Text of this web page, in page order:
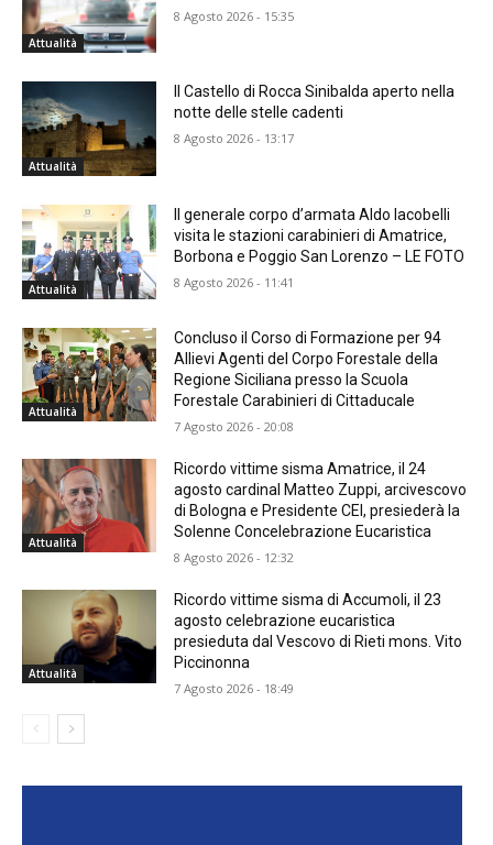
Attualità
8 Agosto 2026 - 15:35
Attualità
Il Castello di Rocca Sinibalda aperto nella
notte delle stelle cadenti
8 Agosto 2026 - 13:17
Attualità
Il generale corpo d’armata Aldo Iacobelli
visita le stazioni carabinieri di Amatrice,
Borbona e Poggio San Lorenzo – LE FOTO
8 Agosto 2026 - 11:41
Attualità
Concluso il Corso di Formazione per 94
Allievi Agenti del Corpo Forestale della
Regione Siciliana presso la Scuola
Forestale Carabinieri di Cittaducale
7 Agosto 2026 - 20:08
Attualità
Ricordo vittime sisma Amatrice, il 24
agosto cardinal Matteo Zuppi, arcivescovo
di Bologna e Presidente CEI, presiederà la
Solenne Concelebrazione Eucaristica
8 Agosto 2026 - 12:32
Attualità
Ricordo vittime sisma di Accumoli, il 23
agosto celebrazione eucaristica
presieduta dal Vescovo di Rieti mons. Vito
Piccinonna
7 Agosto 2026 - 18:49